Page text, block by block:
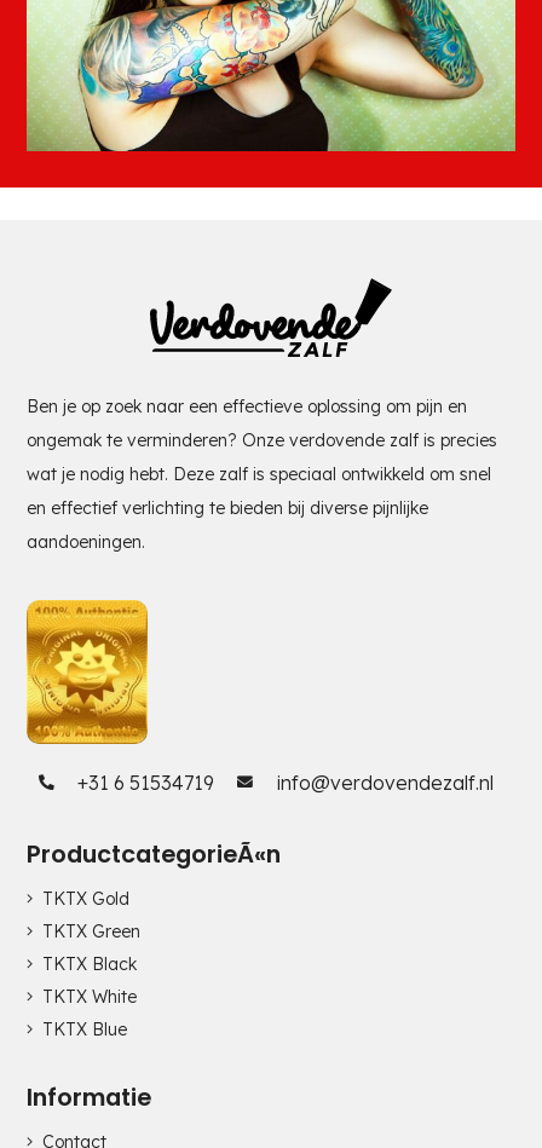
Ben je op zoek naar een effectieve oplossing om pijn en
ongemak te verminderen? Onze verdovende zalf is precies
wat je nodig hebt. Deze zalf is speciaal ontwikkeld om snel
en effectief verlichting te bieden bij diverse pijnlijke
aandoeningen.
+31 6 51534719 info@verdovendezalf.nl
ProductcategorieÃ«n
TKTX Gold
TKTX Green
TKTX Black
TKTX White
TKTX Blue
Informatie
Contact